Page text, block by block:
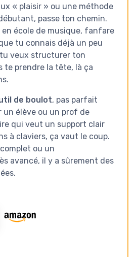
« plaisir » ou une méthode
passe ton chemin.
école de musique, fanfare
tu connais déjà un peu
veux structurer ton
te prendre la tête, là ça
de boulot, pas parfait
un élève ou un prof de
qui veut un support clair
à claviers, ça vaut le coup.
ou un
avancé, il y a sûrement des